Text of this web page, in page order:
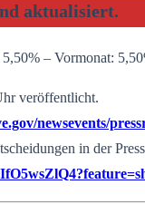
aktualisiert.
– Vormonat:
veröffentlicht.
newsevents/
in der